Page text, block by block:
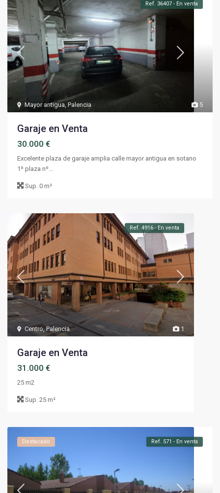
5
Mayor antigua,Palencia
Ref. 36407 - En venta
Garaje en Venta
30.000 €
Excelente plaza de garaje amplia calle mayor antigua en sotano
1º plaza nº...
Sup.0 m²
1
Centro,Palencia
Ref. 4916 - En venta
Garaje en Venta
31.000 €
25 m2
Sup.25 m²
Destacado Ref. 571 - En venta